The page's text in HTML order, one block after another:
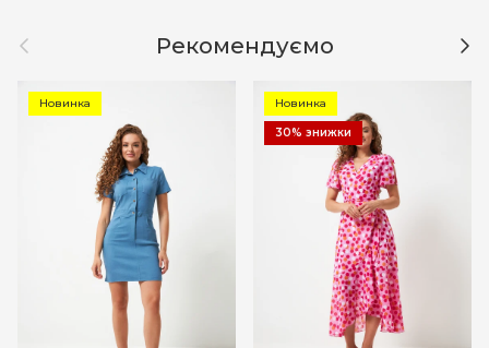
Назад Рекомендуємо
Новинка Новинка
30% знижки